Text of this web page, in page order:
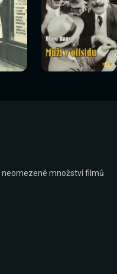
Sledovat
nyní
Sledovat
neomezené množství filmů